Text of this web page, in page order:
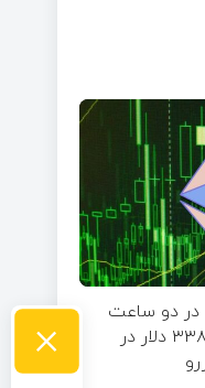
در دو ساعت
اخیر؛ جهش اتریوم تا ۳۳۸۶ دلار در
×